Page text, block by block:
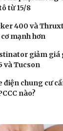
từ 15/8
400 và
mạnh hơn
giảm giá
và Tucson
điện chung cư
nào?